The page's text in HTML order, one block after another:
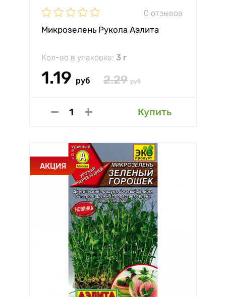
0 отзывов
Микрозелень Рукола Аэлита
Кол-во в упаковке: 3 г
1.19 руб 2.29 руб
Купить
АКЦИЯ